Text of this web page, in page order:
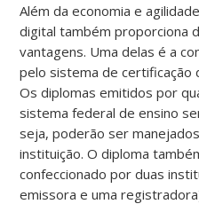
Além da economia e
digital também proporciona
vantagens. Uma delas é a
pelo sistema de certificação
Os diplomas emitidos por
sistema federal de ensino
seja, poderão ser
instituição. O diploma
confeccionado por duas
emissora e uma